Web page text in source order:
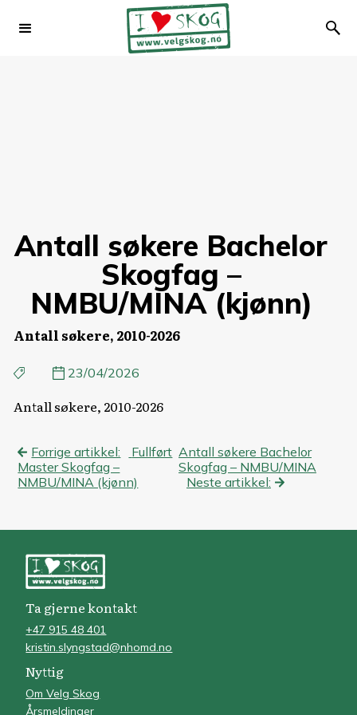
Antall søkere Bachelor
Skogfag –
NMBU/MINA (kjønn)
Antall søkere, 2010-2026
23/04/2026
Antall søkere, 2010-2026
Innleggsnavigasjon
Forrige artikkel:
Fullført
Master Skogfag –
NMBU/MINA (kjønn)
Antall søkere Bachelor
Skogfag – NMBU/MINA
Neste artikkel:
Ta gjerne kontakt
+47 915 48 401
kristin.slyngstad@nhomd.no
Nyttig
Om Velg Skog
Årsmeldinger